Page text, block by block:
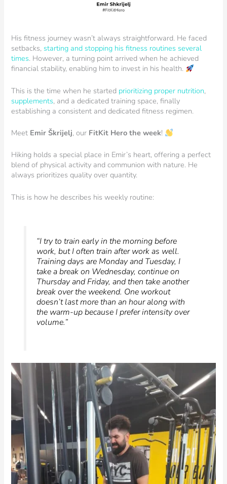
His fitness journey wasn’t always straightforward. He faced
setbacks, starting and stopping his fitness routines several
times. However, a turning point arrived when he achieved
financial stability, enabling him to invest in his health.
This is the time when he started prioritizing proper nutrition,
supplements, and a dedicated training space, finally
establishing a consistent and dedicated fitness regimen.
Meet Emir Škrijelj, our FitKit Hero the week!
Hiking holds a special place in Emir’s heart, offering a perfect
blend of physical activity and communion with nature. He
always prioritizes quality over quantity.
This is how he describes his weekly routine:
“I try to train early in the morning before
work, but I often train after work as well.
Training days are Monday and Tuesday, I
take a break on Wednesday, continue on
Thursday and Friday, and then take another
break over the weekend. One workout
doesn’t last more than an hour along with
the warm-up because I prefer intensity over
volume.”